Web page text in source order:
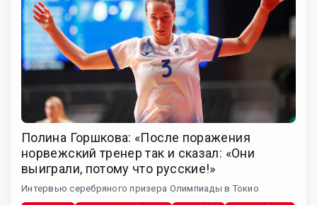
Полина Горшкова: «После поражения
норвежский тренер так и сказал: «Они
выиграли, потому что русские!»
Интервью серебряного призера Олимпиады в Токио